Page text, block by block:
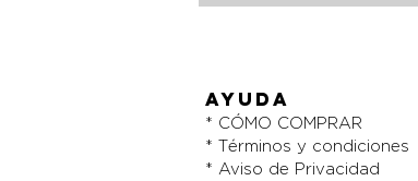
AYUDA
* CÓMO COMPRAR
* Términos y condiciones
* Aviso de Privacidad